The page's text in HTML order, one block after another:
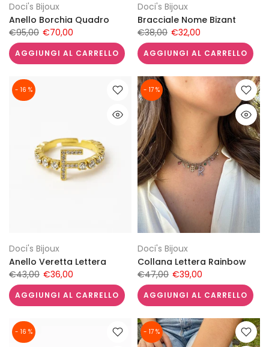
Doci's Bijoux
Anello Borchia Quadro
€95,00 €70,00
AGGIUNGI AL CARRELLO
Doci's Bijoux
Bracciale Nome Bizant
€38,00 €32,00
AGGIUNGI AL CARRELLO
- 16 %
Doci's Bijoux
Anello Veretta Lettera
€43,00 €36,00
AGGIUNGI AL CARRELLO
- 17 %
Doci's Bijoux
Collana Lettera Rainbow
€47,00 €39,00
AGGIUNGI AL CARRELLO
- 16 % - 17 %